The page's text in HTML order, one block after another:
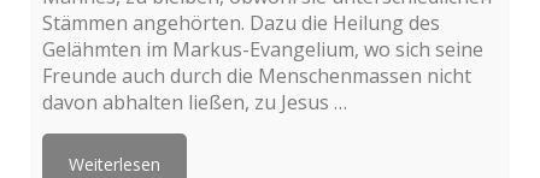
Stämmen angehörten. Dazu die Heilung des
Gelähmten im Markus-Evangelium, wo sich seine
Freunde auch durch die Menschenmassen nicht
davon abhalten ließen, zu Jesus …
Weiterlesen